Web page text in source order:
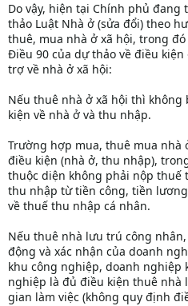
Do vậy, hiện tại Chính phủ đang
thảo Luật Nhà ở (sửa đổi) theo
thuê, mua nhà ở xã hội, trong
Điều 90 của dự thảo về điều
trợ về nhà ở xã hội:
Nếu thuê nhà ở xã hội thì
kiện về nhà ở và thu nhập.
Trường hợp mua, thuê mua nhà
điều kiện (nhà ở, thu nhập),
thuộc diện không phải nộp thuế
thu nhập từ tiền công, tiền
về thuế thu nhập cá nhân.
Nếu thuê nhà lưu trú công
động và xác nhận của doanh
khu công nghiệp, doanh nghiệp
nghiệp là đủ điều kiện thuê
gian làm việc (không quy định